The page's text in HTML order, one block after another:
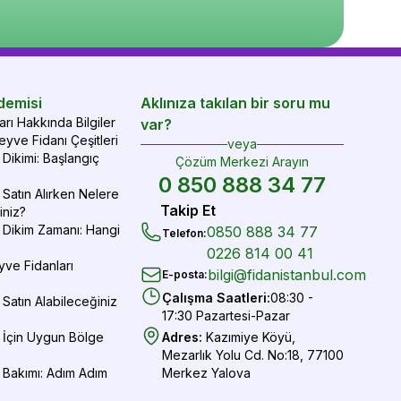
Hakkında Bilgiler
Fidanı Çeşitleri
Başlangıç
Alırken Nelere
Zamanı: Hangi
Fidanları
Alabileceğiniz
İçin Uygun Bölge
Adım Adım
Aklınıza takılan bir soru mu
var?
veya
Çözüm Merkezi Arayın
0 850 888 34 77
Takip Et
Telefon:0850 888 34 77
0226 814 00 41
E-posta:bilgi@fidanistanbul.com
Çalışma Saatleri:08:30 -
17:30 Pazartesi-Pazar
Adres: Kazımiye Köyü,
Mezarlık Yolu Cd. No:18, 77100
Merkez Yalova